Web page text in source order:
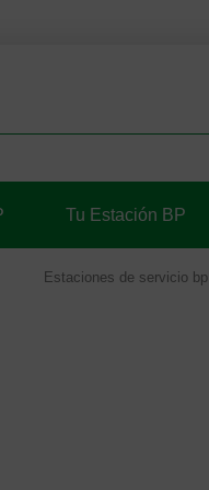
Tu Estación BP
Estaciones de servicio bp